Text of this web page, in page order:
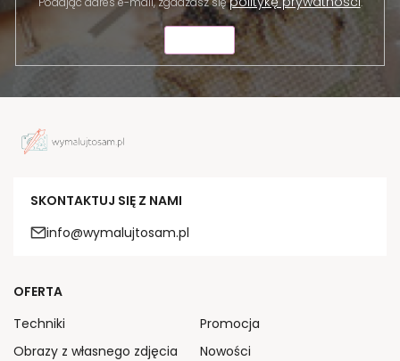
SKONTAKTUJ SIĘ Z NAMI
info@wymalujtosam.pl
OFERTA
Techniki
Obrazy z własnego zdjęcia
Promocja
Nowości